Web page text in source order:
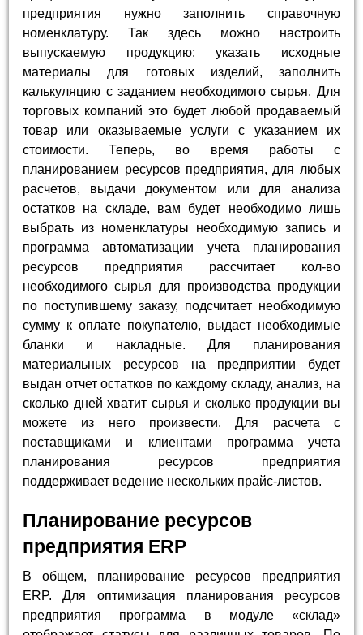
предприятия нужно заполнить справочную
номенклатуру. Так здесь можно настроить
выпускаемую продукцию: указать исходные
материалы для готовых изделий, заполнить
калькуляцию с заданием необходимого сырья. Для
торговых компаний это будет любой продаваемый
товар или оказываемые услуги с указанием их
стоимости. Теперь, во время работы с
планированием ресурсов предприятия, для любых
расчетов, выдачи документом или для анализа
остатков на складе, вам будет необходимо лишь
выбрать из номенклатуры необходимую запись и
программа автоматизации учета планирования
ресурсов предприятия рассчитает кол-во
необходимого сырья для производства продукции
по поступившему заказу, подсчитает необходимую
сумму к оплате покупателю, выдаст необходимые
бланки и накладные. Для планирования
материальных ресурсов на предприятии будет
выдан отчет остатков по каждому складу, анализ, на
сколько дней хватит сырья и сколько продукции вы
можете из него произвести. Для расчета с
поставщиками и клиентами программа учета
планирования ресурсов предприятия
поддерживает ведение нескольких прайс-листов.
Планирование ресурсов
предприятия ERP
В общем, планирование ресурсов предприятия
ERP. Для оптимизация планирования ресурсов
предприятия программа в модуле «склад»